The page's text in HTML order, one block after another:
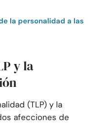
la personalidad a las
y la
(TLP) y la
afecciones de